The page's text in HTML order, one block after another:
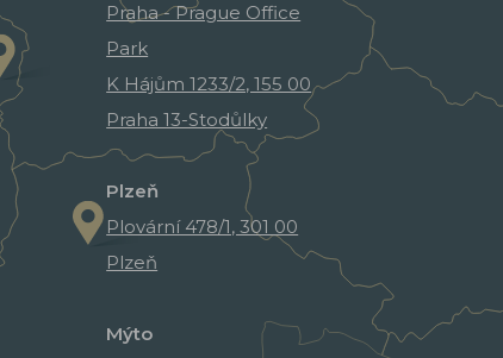
Praha - Prague Office
Park
K Hájům 1233/2, 155 00
Praha 13-Stodůlky
Plzeň
Plovární 478/1, 301 00
Plzeň
Mýto